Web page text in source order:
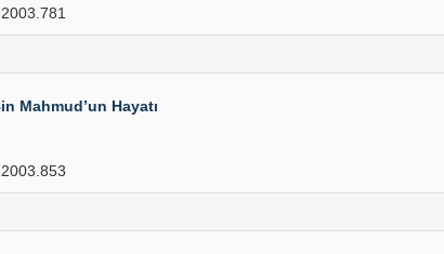
Mahmud’un Hayatı